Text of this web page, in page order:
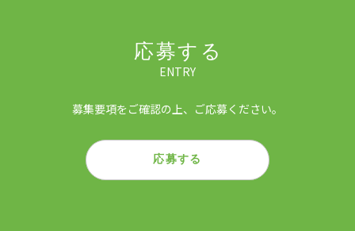
応募する
ENTRY
募集要項をご確認の上、ご応募ください。
応募する